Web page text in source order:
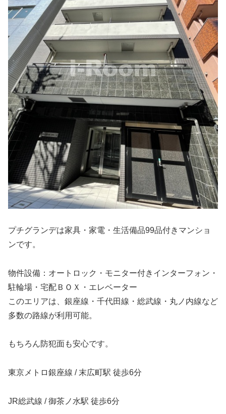
プチグランデは家具・家電・生活備品99品付きマンショ
ンです。
物件設備：オートロック・モニター付きインターフォン・
駐輪場・宅配ＢＯＸ・エレベーター
このエリアは、銀座線・千代田線・総武線・丸ノ内線など
多数の路線が利用可能。
もちろん防犯面も安心です。
東京メトロ銀座線 / 末広町駅 徒歩6分
JR総武線 / 御茶ノ水駅 徒歩6分